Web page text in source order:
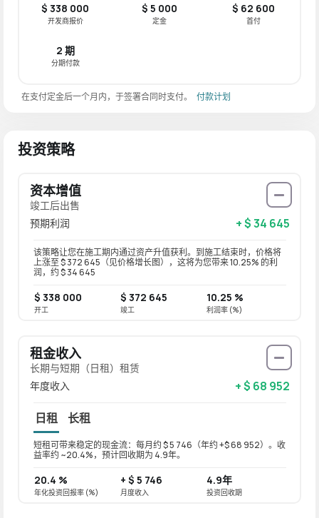
$ 338 000
开发商报价
$ 5 000
定金
$ 62 600
首付
2 期
分期付款
在支付定金后一个月内，于签署合同时支付。 付款计划
投资策略
资本增值
竣工后出售
预期利润
+ $ 34 645
该策略让您在施工期内通过资产升值获利。到施工结束时，价格将
上涨至 $ 372 645（见价格增长图），这将为您带来 10.25% 的利
润，约 $ 34 645
$ 338 000
开工
$ 372 645
竣工
10.25 %
利润率 (%)
租金收入
长期与短期（日租）租赁
年度收入
+ $ 68 952
日租 长租
短租可带来稳定的现金流：每月约 $ 5 746（年约 +$ 68 952）。收
益率约 ~20.4%，预计回收期为 4.9年。
20.4 %
年化投资回报率 (%)
+ $ 5 746
月度收入
4.9年
投资回收期